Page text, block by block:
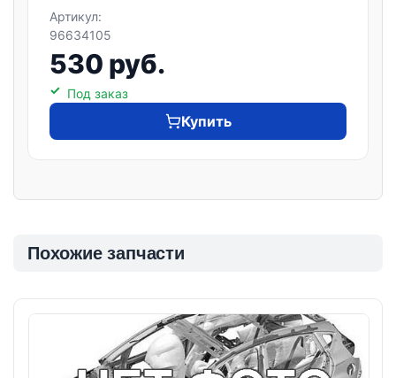
Артикул:
96634105
530 руб.
Под заказ
Купить
Похожие запчасти